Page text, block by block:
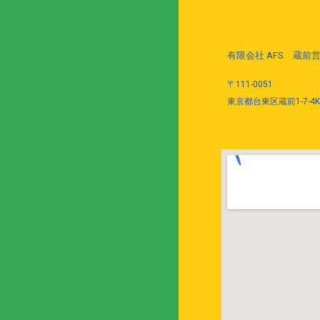
有限会社 AFS　蔵前
〒111-0051
東京都台東区蔵前1-7-